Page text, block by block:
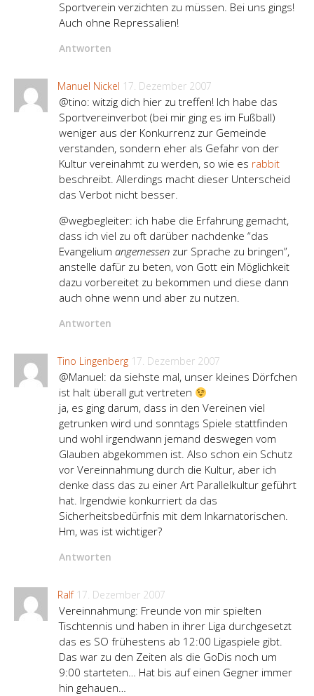
Sportverein verzichten zu müssen. Bei uns gings!
Auch ohne Repressalien!
Antworten
Manuel Nickel 17. Dezember 2007
@tino: witzig dich hier zu treffen! Ich habe das
Sportvereinverbot (bei mir ging es im Fußball)
weniger aus der Konkurrenz zur Gemeinde
verstanden, sondern eher als Gefahr von der
Kultur vereinahmt zu werden, so wie es rabbit
beschreibt. Allerdings macht dieser Unterscheid
das Verbot nicht besser.
@wegbegleiter: ich habe die Erfahrung gemacht,
dass ich viel zu oft darüber nachdenke “das
Evangelium angemessen zur Sprache zu bringen”,
anstelle dafür zu beten, von Gott ein Möglichkeit
dazu vorbereitet zu bekommen und diese dann
auch ohne wenn und aber zu nutzen.
Antworten
Tino Lingenberg 17. Dezember 2007
@Manuel: da siehste mal, unser kleines Dörfchen
ist halt überall gut vertreten
ja, es ging darum, dass in den Vereinen viel
getrunken wird und sonntags Spiele stattfinden
und wohl irgendwann jemand deswegen vom
Glauben abgekommen ist. Also schon ein Schutz
vor Vereinnahmung durch die Kultur, aber ich
denke dass das zu einer Art Parallelkultur geführt
hat. Irgendwie konkurriert da das
Sicherheitsbedürfnis mit dem Inkarnatorischen.
Hm, was ist wichtiger?
Antworten
Ralf 17. Dezember 2007
Vereinnahmung: Freunde von mir spielten
Tischtennis und haben in ihrer Liga durchgesetzt
das es SO frühestens ab 12:00 Ligaspiele gibt.
Das war zu den Zeiten als die GoDis noch um
9:00 starteten… Hat bis auf einen Gegner immer
hin gehauen…